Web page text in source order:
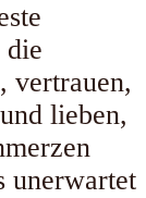
die
vertrauen,
lieben,
unerwartet